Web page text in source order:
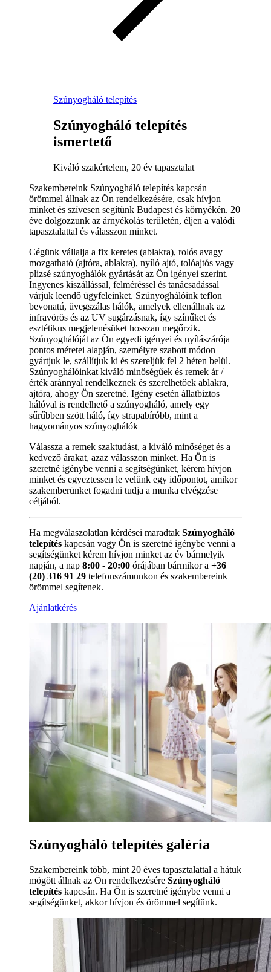
Szúnyogháló telepítés
Szúnyogháló telepítés
ismertető
Kiváló szakértelem, 20 év tapasztalat
Szakembereink Szúnyogháló telepítés kapcsán
örömmel állnak az Ön rendelkezésére, csak hívjon
minket és szívesen segítünk Budapest és környékén. 20
éve dolgozzunk az árnyékolás területén, éljen a valódi
tapasztalattal és válasszon minket.
Cégünk vállalja a fix keretes (ablakra), rolós avagy
mozgatható (ajtóra, ablakra), nyíló ajtó, tolóajtós vagy
plizsé szúnyoghálók gyártását az Ön igényei szerint.
Ingyenes kiszállással, felméréssel és tanácsadással
várjuk leendő ügyfeleinket. Szúnyoghálóink teflon
bevonatú, üvegszálas hálók, amelyek ellenállnak az
infravörös és az UV sugárzásnak, így színűket és
esztétikus megjelenésüket hosszan megőrzik.
Szúnyoghálóját az Ön egyedi igényei és nyílászárója
pontos méretei alapján, személyre szabott módon
gyártjuk le, szállítjuk ki és szereljük fel 2 héten belül.
Szúnyoghálóinkat kiváló minőségűek és remek ár /
érték aránnyal rendelkeznek és szerelhetőek ablakra,
ajtóra, ahogy Ön szeretné. Igény esetén állatbiztos
hálóval is rendelhető a szúnyogháló, amely egy
sűrűbben szött háló, így strapabíróbb, mint a
hagyományos szúnyoghálók
Válassza a remek szaktudást, a kiváló minőséget és a
kedvező árakat, azaz válasszon minket. Ha Ön is
szeretné igénybe venni a segítségünket, kérem hívjon
minket és egyeztessen le velünk egy időpontot, amikor
szakemberünket fogadni tudja a munka elvégzése
céljából.
Ha megválaszolatlan kérdései maradtak Szúnyogháló
telepítés kapcsán vagy Ön is szeretné igénybe venni a
segítségünket kérem hívjon minket az év bármelyik
napján, a nap 8:00 - 20:00 órájában bármikor a +36
(20) 316 91 29 telefonszámunkon és szakembereink
örömmel segítenek.
Ajánlatkérés
Szúnyogháló telepítés galéria
Szakembereink több, mint 20 éves tapasztalattal a hátuk
mögött állnak az Ön rendelkezésére Szúnyogháló
telepítés kapcsán. Ha Ön is szeretné igénybe venni a
segítségünket, akkor hívjon és örömmel segítünk.